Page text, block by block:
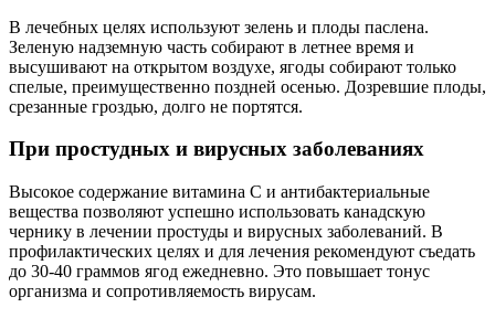
В лечебных целях используют зелень и плоды паслена.
Зеленую надземную часть собирают в летнее время и
высушивают на открытом воздухе, ягоды собирают только
спелые, преимущественно поздней осенью. Дозревшие плоды,
срезанные гроздью, долго не портятся.
При простудных и вирусных заболеваниях
Высокое содержание витамина С и антибактериальные
вещества позволяют успешно использовать канадскую
чернику в лечении простуды и вирусных заболеваний. В
профилактических целях и для лечения рекомендуют съедать
до 30-40 граммов ягод ежедневно. Это повышает тонус
организма и сопротивляемость вирусам.